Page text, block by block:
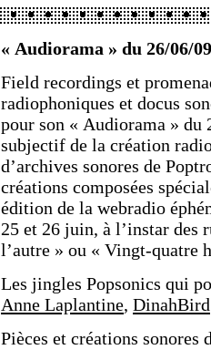
« Audiorama » du 26/06/
Field recordings et
radiophoniques et docus
pour son « Audiorama » du
subjectif de la création
d’archives sonores de
créations composées
édition de la webradio
25 et 26 juin, à l’instar des
l’autre » ou « Vingt-quatre
Les jingles Popsonics qui
Anne Laplantine, DinahBird
Pièces et créations sonores